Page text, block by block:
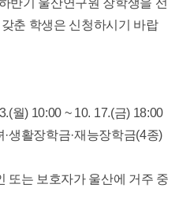
반기 울산연구원 장학생을 선
춘 학생은 신청하시기 바랍
월) 10:00 ~ 10. 17.(금) 18:00
·생활장학금·재능장학금(4종)
또는 보호자가 울산에 거주 중